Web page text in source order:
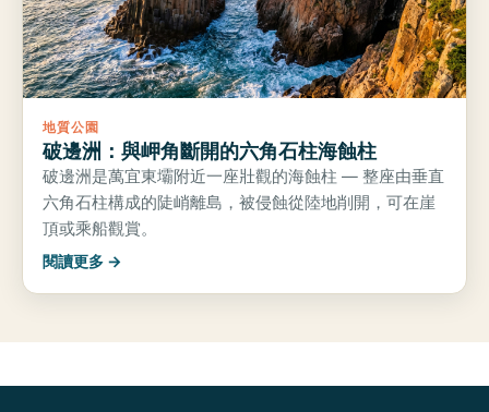
地質公園
破邊洲：與岬角斷開的六角石柱海蝕柱
破邊洲是萬宜東壩附近一座壯觀的海蝕柱 — 整座由垂直
六角石柱構成的陡峭離島，被侵蝕從陸地削開，可在崖
頂或乘船觀賞。
閱讀更多 →